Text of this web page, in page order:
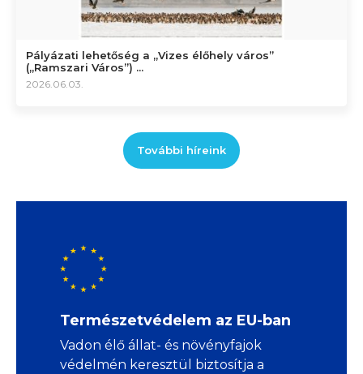
Pályázati lehetőség a „Vizes élőhely város”
(„Ramszari Város”) ...
2026.06.03.
További híreink
Természetvédelem az EU-ban
Vadon élő állat- és növényfajok
védelmén keresztül biztosítja a